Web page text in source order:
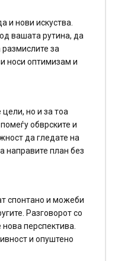
и нови искуства.
вашата рутина, да
за
носи оптимизам и
но и за тоа
обврските и
да гледате на
направите план без
спонтано и можеби
Разговорот со
перспектива.
и опуштено